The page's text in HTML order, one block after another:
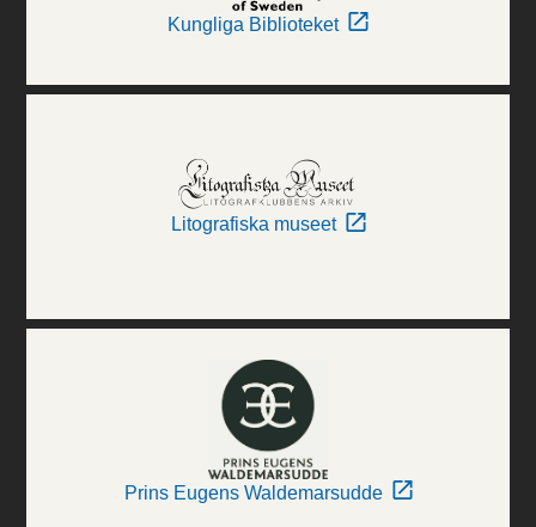
Kungliga Biblioteket
Litografiska museet
Prins Eugens Waldemarsudde